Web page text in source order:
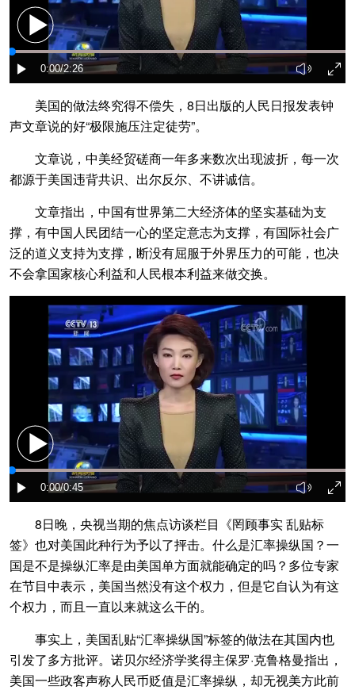
美国的做法终究得不偿失，8日出版的人民日报发表钟
声文章说的好“极限施压注定徒劳”。
文章说，中美经贸磋商一年多来数次出现波折，每一次
都源于美国违背共识、出尔反尔、不讲诚信。
文章指出，中国有世界第二大经济体的坚实基础为支
撑，有中国人民团结一心的坚定意志为支撑，有国际社会广
泛的道义支持为支撑，断没有屈服于外界压力的可能，也决
不会拿国家核心利益和人民根本利益来做交换。
8日晚，央视当期的焦点访谈栏目《罔顾事实 乱贴标
签》也对美国此种行为予以了抨击。什么是汇率操纵国？一
国是不是操纵汇率是由美国单方面就能确定的吗？多位专家
在节目中表示，美国当然没有这个权力，但是它自认为有这
个权力，而且一直以来就这么干的。
事实上，美国乱贴“汇率操纵国”标签的做法在其国内也
引发了多方批评。诺贝尔经济学奖得主保罗·克鲁格曼指出，
美国一些政客声称人民币贬值是汇率操纵，却无视美方此前